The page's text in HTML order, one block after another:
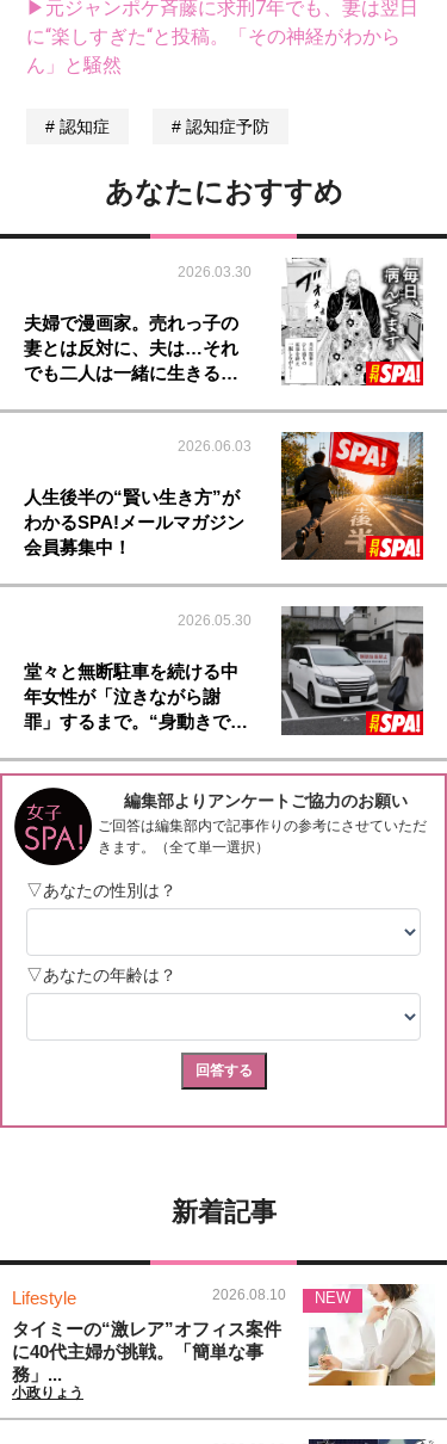
▶元ジャンポケ斉藤に求刑7年でも、妻は翌日
に“楽しすぎた“と投稿。「その神経がわから
ん」と騒然
認知症 認知症予防
あなたにおすすめ
2026.03.30
夫婦で漫画家。売れっ子の
妻とは反対に、夫は…それ
でも二人は一緒に生きる…
2026.06.03
人生後半の“賢い生き方”が
わかるSPA!メールマガジン
会員募集中！
2026.05.30
堂々と無断駐車を続ける中
年女性が「泣きながら謝
罪」するまで。“身動きで…
新着記事
Lifestyle 2026.08.10
タイミーの“激レア”オフィス案件
に40代主婦が挑戦。「簡単な事
務」...
小政りょう
NEW